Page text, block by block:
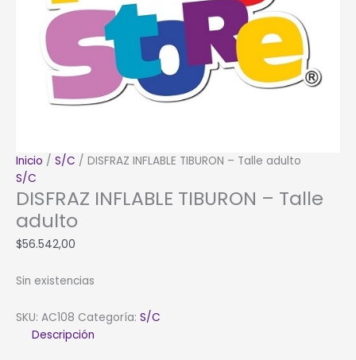
Inicio / S/C / DISFRAZ INFLABLE TIBURON – Talle adulto
S/C
DISFRAZ INFLABLE TIBURON – Talle
adulto
$56.542,00
Sin existencias
SKU: AC108 Categoría: S/C
Descripción